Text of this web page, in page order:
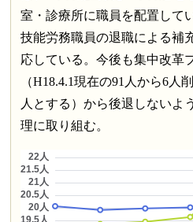
室・診療所に職員を配置して
技能労務職員の退職による補
応している。今後も集中改革
（H18.4.1現在の91人から6人
人とする）から後退しないよ
理に取り組む。